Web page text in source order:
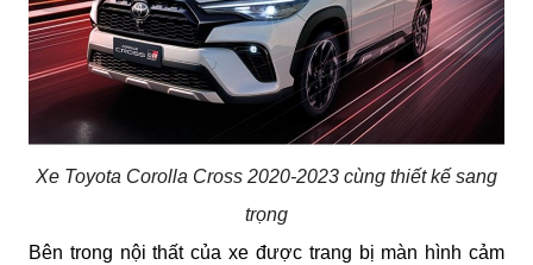
Xe Toyota Corolla Cross 2020-2023 cùng thiết kế sang
trọng
Bên trong nội thất của xe được trang bị màn hình cảm